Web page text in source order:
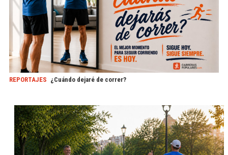
REPORTAJES ¿Cuándo dejaré de correr?